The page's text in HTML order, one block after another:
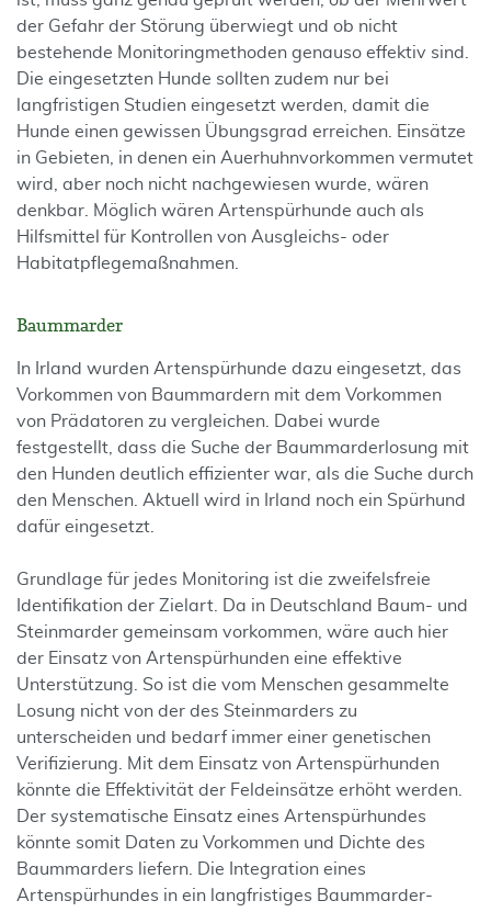
der Gefahr der Störung überwiegt und ob nicht
bestehende Monitoringmethoden genauso effektiv sind.
Die eingesetzten Hunde sollten zudem nur bei
langfristigen Studien eingesetzt werden, damit die
Hunde einen gewissen Übungsgrad erreichen. Einsätze
in Gebieten, in denen ein Auerhuhnvorkommen vermutet
wird, aber noch nicht nachgewiesen wurde, wären
denkbar. Möglich wären Artenspürhunde auch als
Hilfsmittel für Kontrollen von Ausgleichs- oder
Habitatpflegemaßnahmen.
Baummarder
In Irland wurden Artenspürhunde dazu eingesetzt, das
Vorkommen von Baummardern mit dem Vorkommen
von Prädatoren zu vergleichen. Dabei wurde
festgestellt, dass die Suche der Baummarderlosung mit
den Hunden deutlich effizienter war, als die Suche durch
den Menschen. Aktuell wird in Irland noch ein Spürhund
dafür eingesetzt.
Grundlage für jedes Monitoring ist die zweifelsfreie
Identifikation der Zielart. Da in Deutschland Baum- und
Steinmarder gemeinsam vorkommen, wäre auch hier
der Einsatz von Artenspürhunden eine effektive
Unterstützung. So ist die vom Menschen gesammelte
Losung nicht von der des Steinmarders zu
unterscheiden und bedarf immer einer genetischen
Verifizierung. Mit dem Einsatz von Artenspürhunden
könnte die Effektivität der Feldeinsätze erhöht werden.
Der systematische Einsatz eines Artenspürhundes
könnte somit Daten zu Vorkommen und Dichte des
Baummarders liefern. Die Integration eines
Artenspürhundes in ein langfristiges Baummarder-